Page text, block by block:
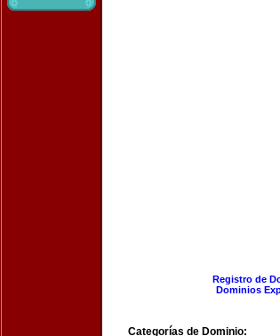
Registro de
Dominios
Categorías de Dominio: